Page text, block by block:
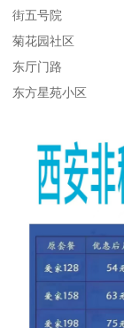
街五号院
菊花园社区
东厅门路
东方星苑小区